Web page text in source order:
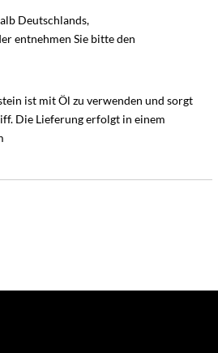
Deutschlands,
entnehmen Sie bitte den
ist mit Öl zu verwenden und sorgt
Die Lieferung erfolgt in einem